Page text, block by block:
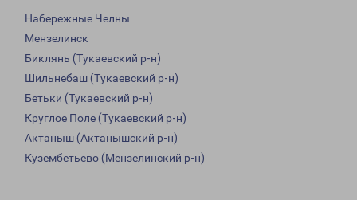
Набережные Челны
Мензелинск
Биклянь (Тукаевский р-н)
Шильнебаш (Тукаевский р-н)
Бетьки (Тукаевский р-н)
Круглое Поле (Тукаевский р-н)
Актаныш (Актанышский р-н)
Кузембетьево (Мензелинский р-н)